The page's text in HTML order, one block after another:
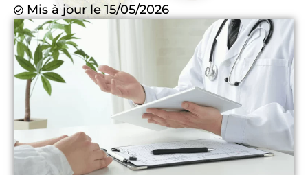
Mis à jour le 15/05/2026
Dans cet article, vous retrouverez des astuces